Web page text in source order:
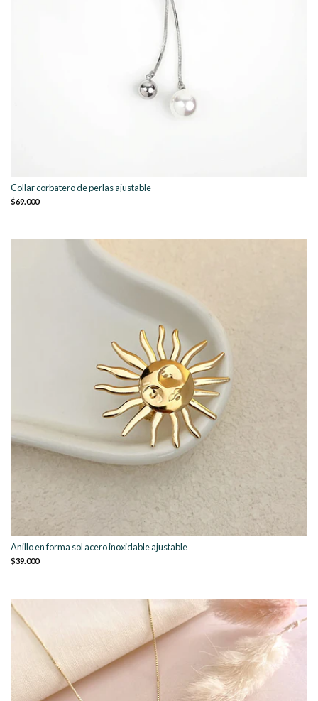
Collar corbatero de perlas ajustable
$69.000
Anillo en forma sol acero inoxidable ajustable
$39.000